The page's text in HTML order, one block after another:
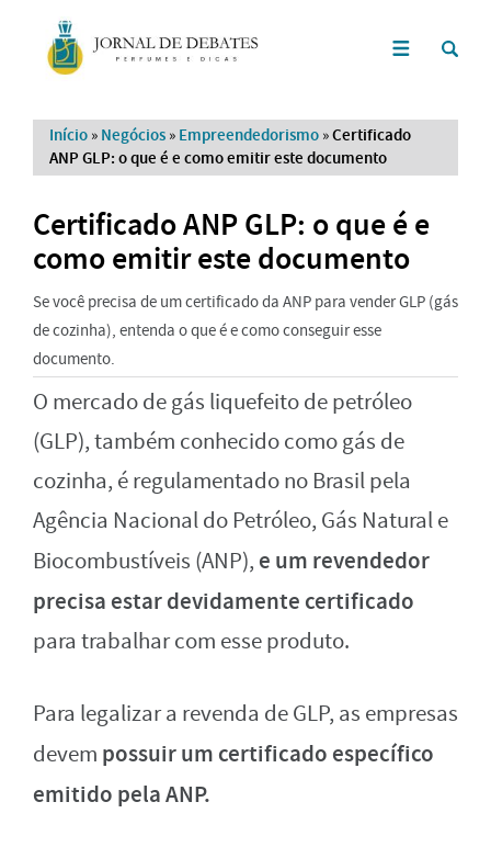
Início » Negócios » Empreendedorismo »Certificado
ANP GLP: o que é e como emitir este documento
Certificado ANP GLP: o que é e
como emitir este documento
Se você precisa de um certificado da ANP para vender GLP (gás
de cozinha), entenda o que é e como conseguir esse
documento.
O mercado de gás liquefeito de petróleo
(GLP), também conhecido como gás de
cozinha, é regulamentado no Brasil pela
Agência Nacional do Petróleo, Gás Natural e
Biocombustíveis (ANP), e um revendedor
precisa estar devidamente certificado
para trabalhar com esse produto.
Para legalizar a revenda de GLP, as empresas
devem possuir um certificado específico
emitido pela ANP.